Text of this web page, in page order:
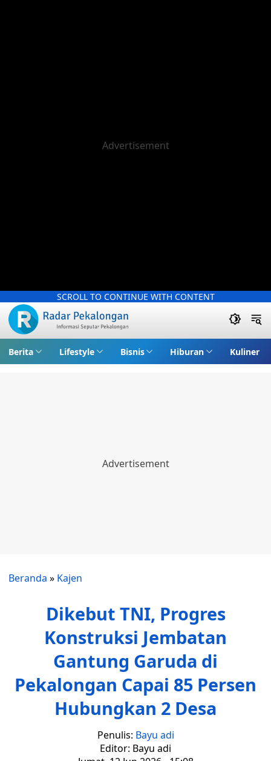
SCROLL TO CONTINUE WITH CONTENT
Berita Lifestyle Bisnis Hiburan Kuliner
Beranda » Kajen
Dikebut TNI, Progres
Konstruksi Jembatan
Gantung Garuda di
Pekalongan Capai 85 Persen
Hubungkan 2 Desa
Penulis: Bayu adi
Editor: Bayu adi